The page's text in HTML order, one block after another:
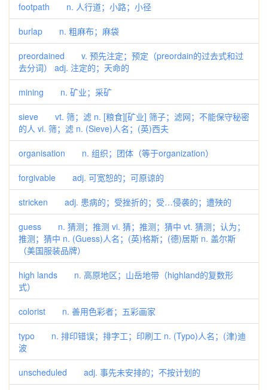
footpath n. 人行道；小路；小径
burlap n. 粗麻布；麻袋
preordained v. 预先注定；预定（preordain的过去式和过
去分词） adj. 注定的；天命的
mining n. 矿业；采矿
sieve vt. 筛；滤 n. [粮食][矿业] 筛子；滤网；不能保守秘密
的人 vi. 筛；滤 n. (Sieve)人名；(英)西夫
organisation n. 组织；团体（等于organization）
forgivable adj. 可宽恕的；可原谅的
stricken adj. 患病的；受挫折的；受…侵袭的；遭殃的
guess n. 猜测；推测 vi. 猜；推测；猜中 vt. 猜测；认为；
推测；猜中 n. (Guess)人名；(英)格斯；(德)居斯 n. 盖尔斯
（美国服装品牌）
high lands n. 高原地区；山岳地带（highland的复数形
式）
colorist n. 善用色彩者；五彩画家
typo n. 排印错误；排字工；印刷工 n. (Typo)人名；(津)迪
波
unscheduled adj. 事先未安排的；不按计划的